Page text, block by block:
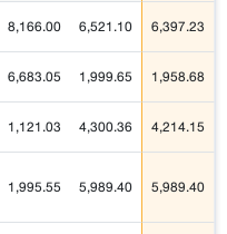
8,166.00 6,521.10 6,397.23
6,683.05 1,999.65 1,958.68
1,121.03 4,300.36 4,214.15
1,995.55 5,989.40 5,989.40